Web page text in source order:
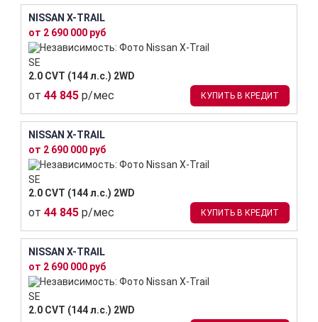
NISSAN X-TRAIL
от 2 690 000 руб
SE
2.0 CVT (144 л.с.) 2WD
от 44 845 р/мес КУПИТЬ В КРЕДИТ
NISSAN X-TRAIL
от 2 690 000 руб
SE
2.0 CVT (144 л.с.) 2WD
от 44 845 р/мес КУПИТЬ В КРЕДИТ
NISSAN X-TRAIL
от 2 690 000 руб
SE
2.0 CVT (144 л.с.) 2WD